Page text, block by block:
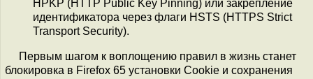
HPKP (HTTP Public Key Pinning) или закрепление
идентификатора через флаги HSTS (HTTPS Strict
Transport Security).
Первым шагом к воплощению правил в жизнь станет
блокировка в Firefox 65 установки Cookie и сохранения